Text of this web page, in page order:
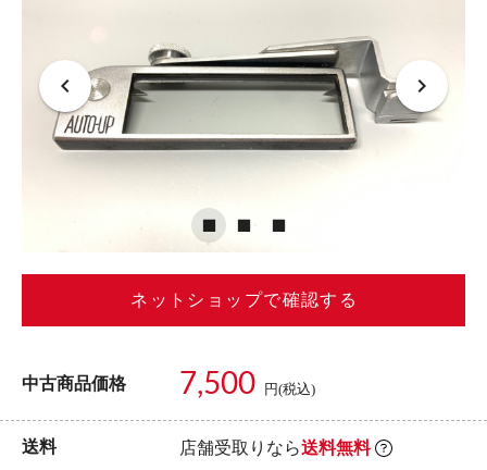
ネットショップで確認する
中古商品価格 7,500 円(税込)
送料 店舗受取りなら送料無料